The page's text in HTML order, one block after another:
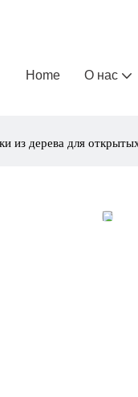
Home О нас
из дерева для